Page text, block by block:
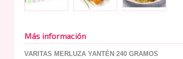
Más información
VARITAS MERLUZA YANTÉN 240 GRAMOS